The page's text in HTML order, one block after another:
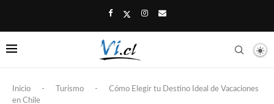
Inicio - Turismo -
Cómo Elegir tu Destino Ideal de Vacaciones
en Chile